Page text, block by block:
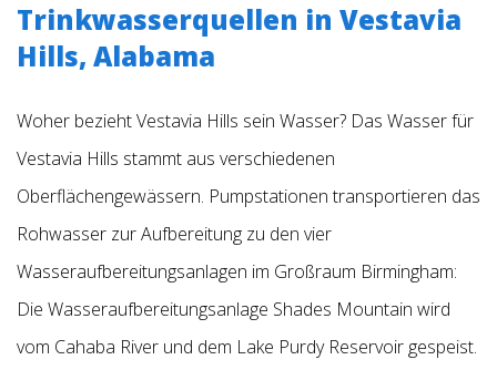
Trinkwasserquellen in Vestavia
Hills, Alabama
Woher bezieht Vestavia Hills sein Wasser? Das Wasser für
Vestavia Hills stammt aus verschiedenen
Oberflächengewässern. Pumpstationen transportieren das
Rohwasser zur Aufbereitung zu den vier
Wasseraufbereitungsanlagen im Großraum Birmingham:
Die Wasseraufbereitungsanlage Shades Mountain wird
vom Cahaba River und dem Lake Purdy Reservoir gespeist.